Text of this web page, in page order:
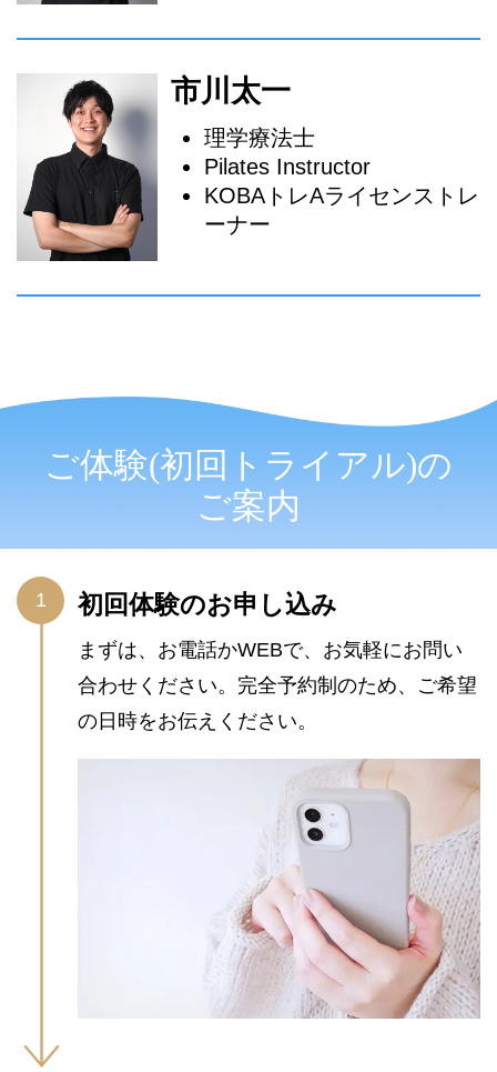
市川太一
理学療法士
Pilates Instructor
KOBAトレAライセンストレ
ーナー
ご体験(初回トライアル)の
ご案内
初回体験のお申し込み
まずは、お電話かWEBで、お気軽にお問い
合わせください。完全予約制のため、ご希望
の日時をお伝えください。